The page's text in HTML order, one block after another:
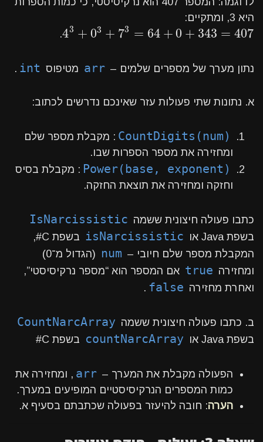
היא 3, ומתקיים:
43 + 03 + 73 = 64 + 0 + 343 = 407
43 +03+73=64+0+343 =407
.
נתון מערך של מספרים שלמים – arr מטיפוס int
.
א. נתונות שתי פעולות עזר שאינכם נדרשים לכתוב:
CountDigits(num) : מקבלת מספר שלם
ומחזירה את מספר הספרות שבו.
Power(base, exponent) : מקבלת בסיס
וחזקה ומחזירה את תוצאת החזקה.
כתבו פעולה חיצונית ששמה IsNarcissistic
בשפת Java או isNarcissistic
בשפת C#,
המקבלת מספר שלם חיובי – num
(הגדול מ־0)
ומחזירה true אם המספר הוא “מספר נרקיסיסטי”,
ואחרת מחזירה false
.
ב. כתבו פעולה חיצונית ששמה CountNarcArray
בשפת Java או countNarcArray בשפת C#
הפעולה מקבלת את המערך – arr , ומחזירה את
כמות המספרים הנרקיסיסטיים המופיעים במערך.
הערה: חובה להיעזר בפעולה שכתבתם בסעיף א.